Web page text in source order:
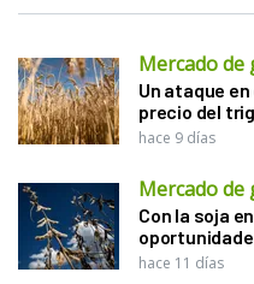
Mercado de
Un ataque
precio del
hace 9 días
Mercado de
Con la soja
hace 11 días